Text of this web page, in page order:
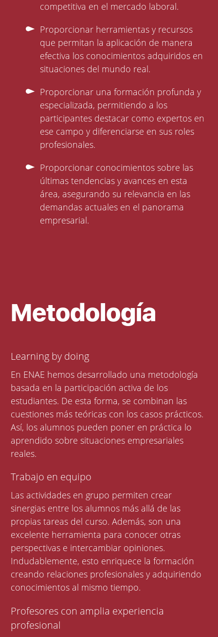
competitiva en el mercado laboral.
Proporcionar herramientas y recursos
que permitan la aplicación de manera
efectiva los conocimientos adquiridos en
situaciones del mundo real.
Proporcionar una formación profunda y
especializada, permitiendo a los
participantes destacar como expertos en
ese campo y diferenciarse en sus roles
profesionales.
Proporcionar conocimientos sobre las
últimas tendencias y avances en esta
área, asegurando su relevancia en las
demandas actuales en el panorama
empresarial.
Metodología
Learning by doing
En ENAE hemos desarrollado una metodología
basada en la participación activa de los
estudiantes. De esta forma, se combinan las
cuestiones más teóricas con los casos prácticos.
Así, los alumnos pueden poner en práctica lo
aprendido sobre situaciones empresariales
reales.
Trabajo en equipo
Las actividades en grupo permiten crear
sinergias entre los alumnos más allá de las
propias tareas del curso. Además, son una
excelente herramienta para conocer otras
perspectivas e intercambiar opiniones.
Indudablemente, esto enriquece la formación
creando relaciones profesionales y adquiriendo
conocimientos al mismo tiempo.
Profesores con amplia experiencia
profesional